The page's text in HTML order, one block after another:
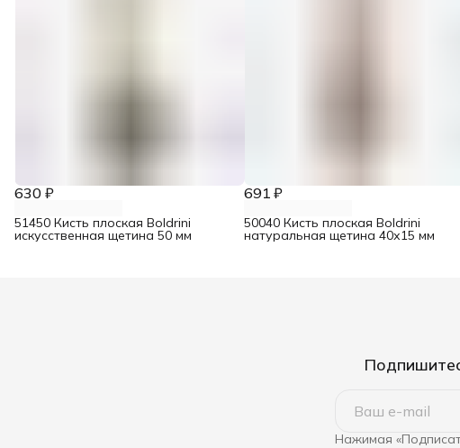
630 ₽
51450 Кисть плоская Boldrini
искусственная щетина 50 мм
691 ₽
50040 Кисть плоская Boldrini
натуральная щетина 40х15 мм
Нажимая